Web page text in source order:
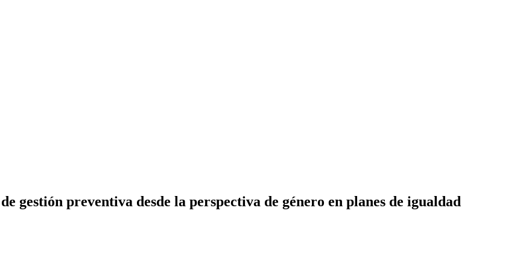
gestión preventiva desde la perspectiva de género en planes de igualdad